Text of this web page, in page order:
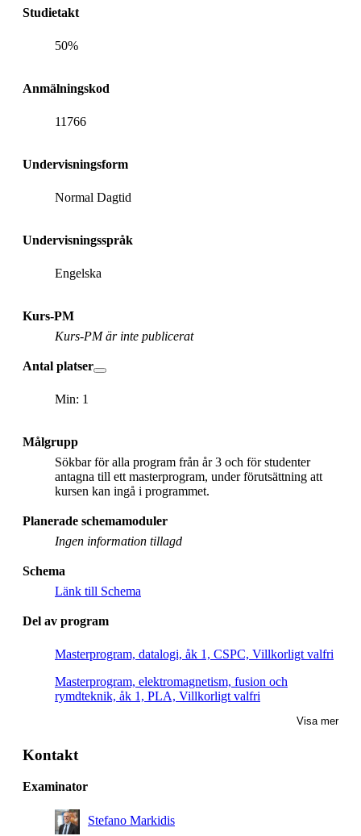
Studietakt
50%
Anmälningskod
11766
Undervisningsform
Normal Dagtid
Undervisningsspråk
Engelska
Kurs-PM
Kurs-PM är inte publicerat
Antal platser
Min: 1
Målgrupp
Sökbar för alla program från år 3 och för studenter
antagna till ett masterprogram, under förutsättning att
kursen kan ingå i programmet.
Planerade schemamoduler
Ingen information tillagd
Schema
Länk till Schema
Del av program
Masterprogram, datalogi, åk 1, CSPC, Villkorligt valfri
Masterprogram, elektromagnetism, fusion och
rymdteknik, åk 1, PLA, Villkorligt valfri
Visa mer
Kontakt
Examinator
Stefano Markidis